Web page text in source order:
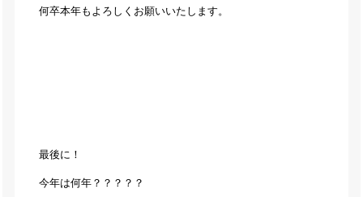
何卒本年もよろしくお願いいたします。
最後に！
今年は何年？？？？？